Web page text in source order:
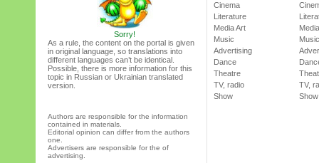
Sorry!
As a rule, the content on the portal is given
in original language, so translations into
different languages can’t be identical.
Possible, there is more information for this
topic in Russian or Ukrainian translated
version.
Authors are responsible for the information
contained in materials.
Editorial opinion can differ from the authors
one.
Advertisers are responsible for the of
advertising.
Cinema
Literature
Media Art
Music
Advertising
Dance
Theatre
TV, radio
Show
Music
TV,
Show